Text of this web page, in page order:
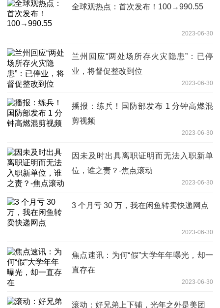
全球观热点：首次发布！100→990.55
2023-06-30
兰州回应“两处场所存火灾隐患”：已停
业，将督促整改到位
2023-06-30
播报：练兵！国防部发布 1 分钟高燃混
剪视频
2023-06-30
因未及时出具离职证明而无法入职新单
位，谁之责？-焦点滚动
2023-06-30
3 个月亏 30 万，我在闲鱼转卖快递网点
2023-06-30
焦点速讯：为何“假”大学年年曝光，却一
直存在
2023-06-30
滚动：好兄弟上下铺，光年之外是美团